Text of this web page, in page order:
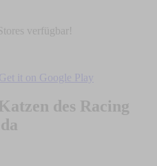
verfügbar!
des Racing